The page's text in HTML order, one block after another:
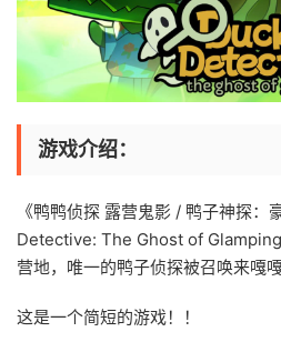
游戏介绍：
《鸭鸭侦探 露营鬼影 / 鸭子神探
Detective: The Ghost of
营地，唯一的鸭子侦探被召唤来嘎嘎
这是一个简短的游戏！！